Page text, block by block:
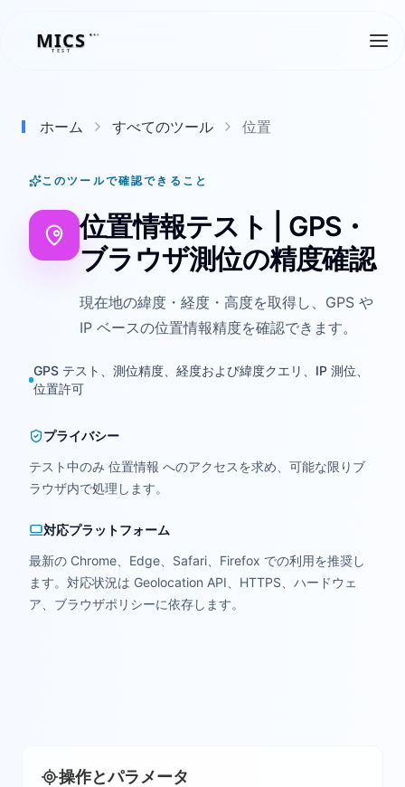
MICS
MICS
TEST
ホーム すべてのツール 位置
このツールで確認できること
位置情報テスト | GPS・
ブラウザ測位の精度確認
現在地の緯度・経度・高度を取得し、GPS や
IP ベースの位置情報精度を確認できます。
GPS テスト、測位精度、経度および緯度クエリ、IP 測位、
位置許可
プライバシー
テスト中のみ 位置情報 へのアクセスを求め、可能な限りブ
ラウザ内で処理します。
対応プラットフォーム
最新の Chrome、Edge、Safari、Firefox での利用を推奨し
ます。対応状況は Geolocation API、HTTPS、ハードウェ
ア、ブラウザポリシーに依存します。
操作とパラメータ